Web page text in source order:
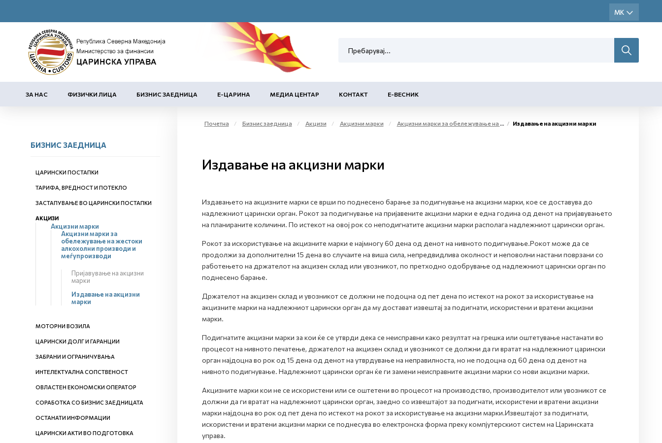
ЗА НАС ФИЗИЧКИ ЛИЦА БИЗНИС ЗАЕДНИЦА Е-ЦАРИНА МЕДИА ЦЕНТАР КОНТАКТ Е-ВЕСНИК
БИЗНИС ЗАЕДНИЦА
ЦАРИНСКИ ПОСТАПКИ
ТАРИФА, ВРЕДНОСТ И ПОТЕКЛО
ЗАСТАПУВАЊЕ ВО ЦАРИНСКИ ПОСТАПКИ
АКЦИЗИ
Акцизни марки
Акцизни марки за
обележување на жестоки
алкохолни производи и
меѓупроизводи
Пријавување на акцизни
марки
Издавање на акцизни
марки
МОТОРНИ ВОЗИЛА
ЦАРИНСКИ ДОЛГ И ГАРАНЦИИ
ЗАБРАНИ И ОГРАНИЧУВАЊА
ИНТЕЛЕКТУАЛНА СОПСТВЕНОСТ
ОВЛАСТЕН ЕКОНОМСКИ ОПЕРАТОР
СОРАБОТКА СО БИЗНИС ЗАЕДНИЦАТА
ОСТАНАТИ ИНФОРМАЦИИ
ЦАРИНСКИ АКТИ ВО ПОДГОТОВКА
Почетна Бизнис заедница Акцизи Акцизни марки Акцизни марки за обележување на жестоки алкохолни производи и меѓупроизводи Издавање на акцизни марки
Издавање на акцизни марки
Издавањето на акцизните марки се врши по поднесено барање за подигнување на акцизни марки, кое се доставува до
надлежниот царински орган. Рокот за подигнување на пријавените акцизни марки е една година од денот на пријавувањето
на планираните количини. По истекот на овој рок со неподигнатите акцизни марки располага надлежниот царински орган.
Рокот за искористување на акцизните марки е најмногу 60 дена од денот на нивното подигнување.Рокот може да се
продолжи за дополнителни 15 дена во случаите на виша сила, непредвидлива околност и неповолни настани поврзани со
работењето на држателот на акцизен склад или увозникот, по претходно одобрување од надлежниот царински орган по
поднесено барање.
Држателот на акцизен склад и увозникот се должни не подоцна од пет дена по истекот на рокот за искористување на
акцизните марки на надлежниот царински орган да му достават извештај за подигнати, искористени и вратени акцизни
марки.
Подигнатите акцизни марки за кои ќе се утврди дека се неисправни како резултат на грешка или оштетување настанати во
процесот на нивното печатење, држателот на акцизен склад и увозникот се должни да ги вратат на надлежниот царински
орган најдоцна во рок од 15 дена од денот на утврдување на неправилноста, но не подоцна од 60 дена од денот на
нивното подигнување. Надлежниот царински орган ќе ги замени неисправните акцизни марки со нови акцизни марки.
Акцизните марки кои не се искористени или се оштетени во процесот на производство, производителот или увозникот се
должни да ги вратат на надлежниот царински орган, заедно со извештајот за подигнати, искористени и вратени акцизни
марки најдоцна во рок од пет дена по истекот на рокот за искористување на акцизни марки.Извештајот за подигнати,
искористени и вратени акцизни марки се поднесува во електронска форма преку компјутерскиот систем на Царинската
управа.